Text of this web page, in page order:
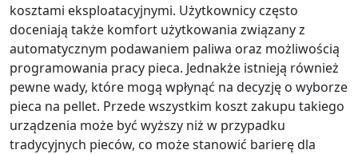
kosztami eksploatacyjnymi. Użytkownicy często
doceniają także komfort użytkowania związany z
automatycznym podawaniem paliwa oraz możliwością
programowania pracy pieca. Jednakże istnieją również
pewne wady, które mogą wpłynąć na decyzję o wyborze
pieca na pellet. Przede wszystkim koszt zakupu takiego
urządzenia może być wyższy niż w przypadku
tradycyjnych pieców, co może stanowić barierę dla